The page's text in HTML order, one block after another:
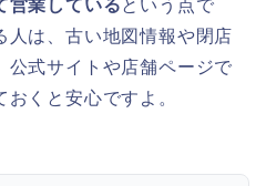
営業しているという点で
人は、古い地図情報や閉店
公式サイトや店舗ページで
くと安心ですよ。